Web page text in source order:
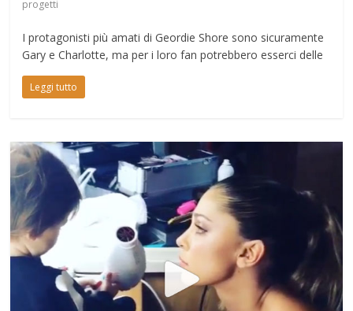
progetti
I protagonisti più amati di Geordie Shore sono sicuramente
Gary e Charlotte, ma per i loro fan potrebbero esserci delle
Leggi tutto